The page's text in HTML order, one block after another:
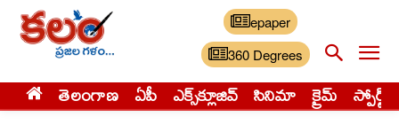
epaper
360 Degrees
తెలంగాణ ఏపీ ఎక్స్‌క్లూజివ్‌ సినిమా క్రైమ్ స్పోర్ట్స్